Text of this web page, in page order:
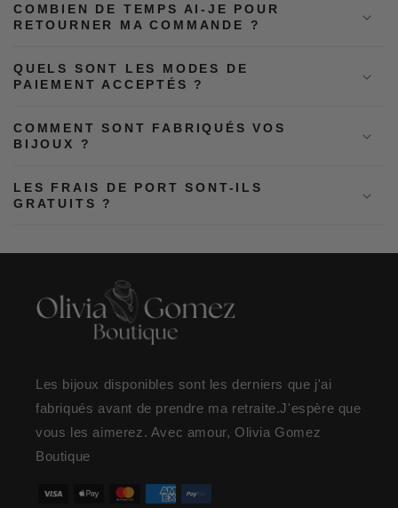
COMBIEN DE TEMPS AI-JE POUR
RETOURNER MA COMMANDE ?
QUELS SONT LES MODES DE
PAIEMENT ACCEPTÉS ?
COMMENT SONT FABRIQUÉS VOS
BIJOUX ?
LES FRAIS DE PORT SONT-ILS
GRATUITS ?
Les bijoux disponibles sont les derniers que j'ai
fabriqués avant de prendre ma retraite.J'espère que
vous les aimerez. Avec amour, Olivia Gomez
Boutique